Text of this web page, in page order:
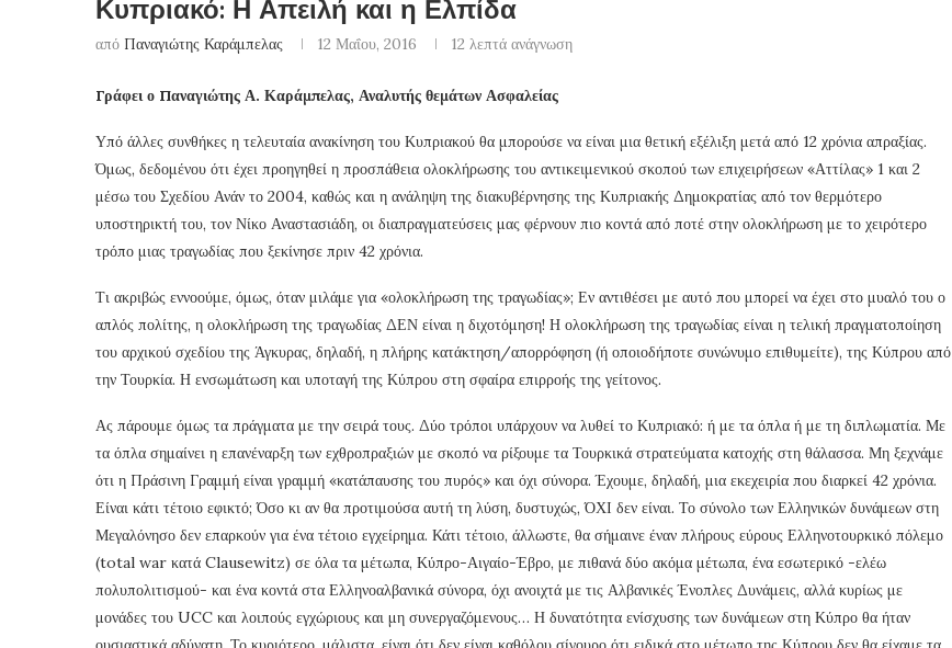
Κυπριακό: Η Απειλή και η Ελπίδα
από Παναγιώτης Καράμπελας 12 Μαΐου, 2016 12 λεπτά ανάγνωση
Γράφει ο Παναγιώτης Α. Καράμπελας, Αναλυτής θεμάτων Ασφαλείας
Υπό άλλες συνθήκες η τελευταία ανακίνηση του Κυπριακού θα μπορούσε να είναι μια θετική εξέλιξη μετά από 12 χρόνια απραξίας.
Όμως, δεδομένου ότι έχει προηγηθεί η προσπάθεια ολοκλήρωσης του αντικειμενικού σκοπού των επιχειρήσεων «Αττίλας» 1 και 2
μέσω του Σχεδίου Ανάν το 2004, καθώς και η ανάληψη της διακυβέρνησης της Κυπριακής Δημοκρατίας από τον θερμότερο
υποστηρικτή του, τον Νίκο Αναστασιάδη, οι διαπραγματεύσεις μας φέρνουν πιο κοντά από ποτέ στην ολοκλήρωση με το χειρότερο
τρόπο μιας τραγωδίας που ξεκίνησε πριν 42 χρόνια.
Τι ακριβώς εννοούμε, όμως, όταν μιλάμε για «ολοκλήρωση της τραγωδίας»; Εν αντιθέσει με αυτό που μπορεί να έχει στο μυαλό του ο
απλός πολίτης, η ολοκλήρωση της τραγωδίας ΔΕΝ είναι η διχοτόμηση! Η ολοκλήρωση της τραγωδίας είναι η τελική πραγματοποίηση
του αρχικού σχεδίου της Άγκυρας, δηλαδή, η πλήρης κατάκτηση/απορρόφηση (ή οποιοδήποτε συνώνυμο επιθυμείτε), της Κύπρου από
την Τουρκία. Η ενσωμάτωση και υποταγή της Κύπρου στη σφαίρα επιρροής της γείτονος.
Ας πάρουμε όμως τα πράγματα με την σειρά τους. Δύο τρόποι υπάρχουν να λυθεί το Κυπριακό: ή με τα όπλα ή με τη διπλωματία. Με
τα όπλα σημαίνει η επανέναρξη των εχθροπραξιών με σκοπό να ρίξουμε τα Τουρκικά στρατεύματα κατοχής στη θάλασσα. Μη ξεχνάμε
ότι η Πράσινη Γραμμή είναι γραμμή «κατάπαυσης του πυρός» και όχι σύνορα. Έχουμε, δηλαδή, μια εκεχειρία που διαρκεί 42 χρόνια.
Είναι κάτι τέτοιο εφικτό; Όσο κι αν θα προτιμούσα αυτή τη λύση, δυστυχώς, ΌΧΙ δεν είναι. Το σύνολο των Ελληνικών δυνάμεων στη
Μεγαλόνησο δεν επαρκούν για ένα τέτοιο εγχείρημα. Κάτι τέτοιο, άλλωστε, θα σήμαινε έναν πλήρους εύρους Ελληνοτουρκικό πόλεμο
(total war κατά Clausewitz) σε όλα τα μέτωπα, Κύπρο-Αιγαίο-Έβρο, με πιθανά δύο ακόμα μέτωπα, ένα εσωτερικό -ελέω
πολυπολιτισμού- και ένα κοντά στα Ελληνοαλβανικά σύνορα, όχι ανοιχτά με τις Αλβανικές Ένοπλες Δυνάμεις, αλλά κυρίως με
μονάδες του UCC και λοιπούς εγχώριους και μη συνεργαζόμενους… Η δυνατότητα ενίσχυσης των δυνάμεων στη Κύπρο θα ήταν